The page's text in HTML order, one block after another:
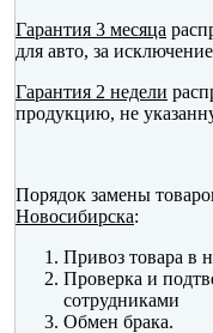
Гарантия 3 месяца
для авто, за
Гарантия 2 недели
продукцию, не
Порядок замены
Новосибирска:
Привоз товара в
Проверка и
сотрудниками
Обмен брака.